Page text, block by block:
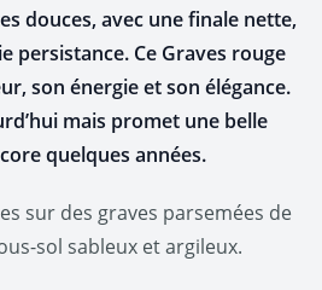
douces, avec une finale nette,
persistance. Ce Graves rouge
son énergie et son élégance.
mais promet une belle
quelques années.
sur des graves parsemées de
sableux et argileux.